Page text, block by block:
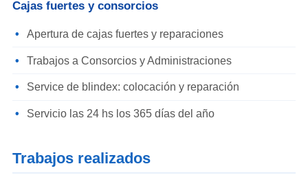
Cajas fuertes y consorcios
Apertura de cajas fuertes y reparaciones
Trabajos a Consorcios y Administraciones
Service de blindex: colocación y reparación
Servicio las 24 hs los 365 días del año
Trabajos realizados